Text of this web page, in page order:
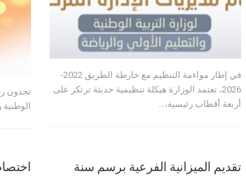
في إطار مواءمة التنظيم مع خارطة الطريق 2022-
2026، تعتمد الوزارة هيكلة تنظيمية حديثة ترتكز على
أربعة أقطاب رئيسية،…
تجدون
الوطنية
تقديم الميزانية الفرعية برسم سنة